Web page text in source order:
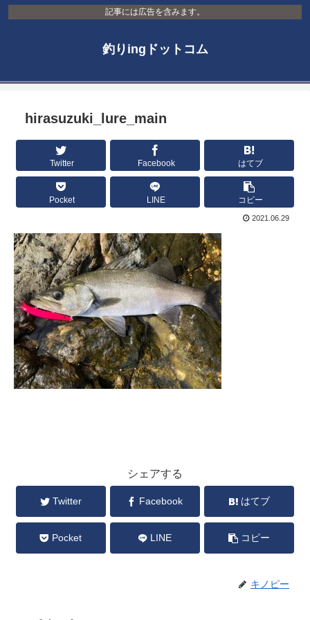
記事には広告を含みます。
釣りingドットコム
hirasuzuki_lure_main
Twitter Facebook はてブ
Pocket LINE コピー
2021.06.29
シェアする
Twitter Facebook はてブ
Pocket LINE コピー
キノピー